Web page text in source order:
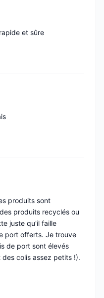
et sûre
produits sont
produits recyclés ou
juste qu'il faille
port offerts. Je trouve
de port sont élevés
colis assez petits !).